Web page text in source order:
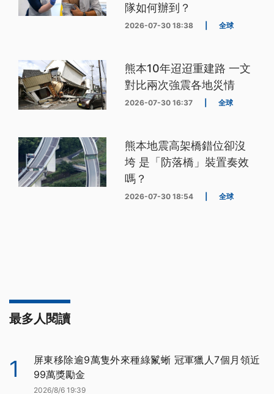
隊如何辦到？
2026-07-30 18:38 全球
熊本10年迢迢重建路 一文
對比兩次強震各地災情
2026-07-30 16:37 全球
熊本地震高架橋錯位卻沒
垮 是「防落橋」裝置奏效
嗎？
2026-07-30 18:54 全球
最多人閱讀
1
屏東移除逾9萬隻外來種綠鬣蜥 冠軍獵人7個月領近
99萬獎勵金
2026/8/6 19:39